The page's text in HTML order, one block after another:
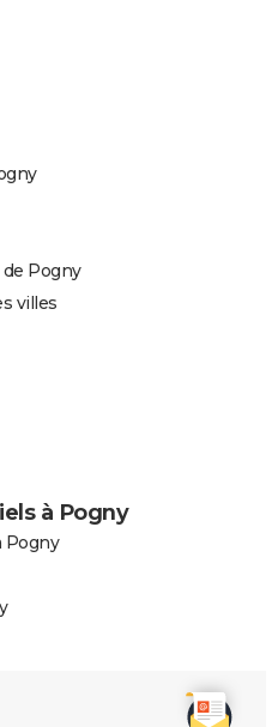
Pogny
villes
à Pogny
Pogny